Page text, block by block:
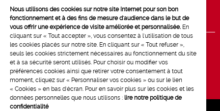
Privacy and cookie policy
Nous utilisons des cookies sur notre site Internet pour son bon
fonctionnement et à des fins de mesure d'audience dans le but de
vous offrir une expérience de visite améliorée et personnalisée. En
cliquant sur « Tout accepter », vous consentez à l'utilisation de tous
les cookies placés sur notre site. En cliquant sur « Tout refuser »,
seuls les cookies strictement nécessaires au fonctionnement du site
et à sa sécurité seront utilisés. Pour choisir ou modifier vos
préférences cookies ainsi que retirer votre consentement à tout
moment, cliquez sur « Personnaliser vos cookies » ou sur le lien
« Cookies » en bas d'écran. Pour en savoir plus sur les cookies et les
données personnelles que nous utilisons : lire notre politique de
confidentialité